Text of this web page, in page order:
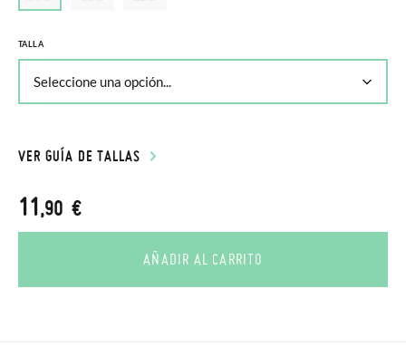
TALLA
VER GUÍA DE TALLAS
11,90 €
AÑADIR AL CARRITO